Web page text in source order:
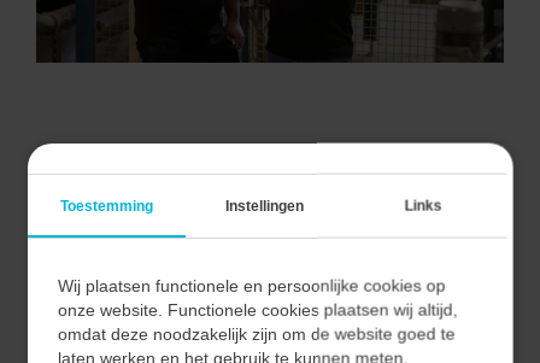
VAN ALLE MARKTEN THUIS.
Bij Vecon Engineers begrijpen we dat elke markt unieke
uitdagingen en kansen biedt.
Door nauwe samenwerking met onze klanten begrijpen
Toestemming Instellingen Links
Wij plaatsen functionele en persoonlijke cookies op
onze website. Functionele cookies plaatsen wij altijd,
omdat deze noodzakelijk zijn om de website goed te
laten werken en het gebruik te kunnen meten.